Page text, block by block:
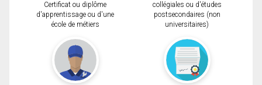
Certificat ou diplôme
d'apprentissage ou d'une
école de métiers
collégiales ou d'études
postsecondaires (non
universitaires)